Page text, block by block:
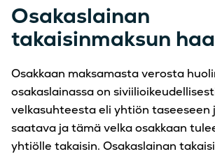
Osakaslainan
takaisinmaksun
Osakkaan maksamasta verosta
osakaslainassa on
velkasuhteesta eli yhtiön taseeseen
saatava ja tämä velka osakkaan
yhtiölle takaisin. Osakaslainan